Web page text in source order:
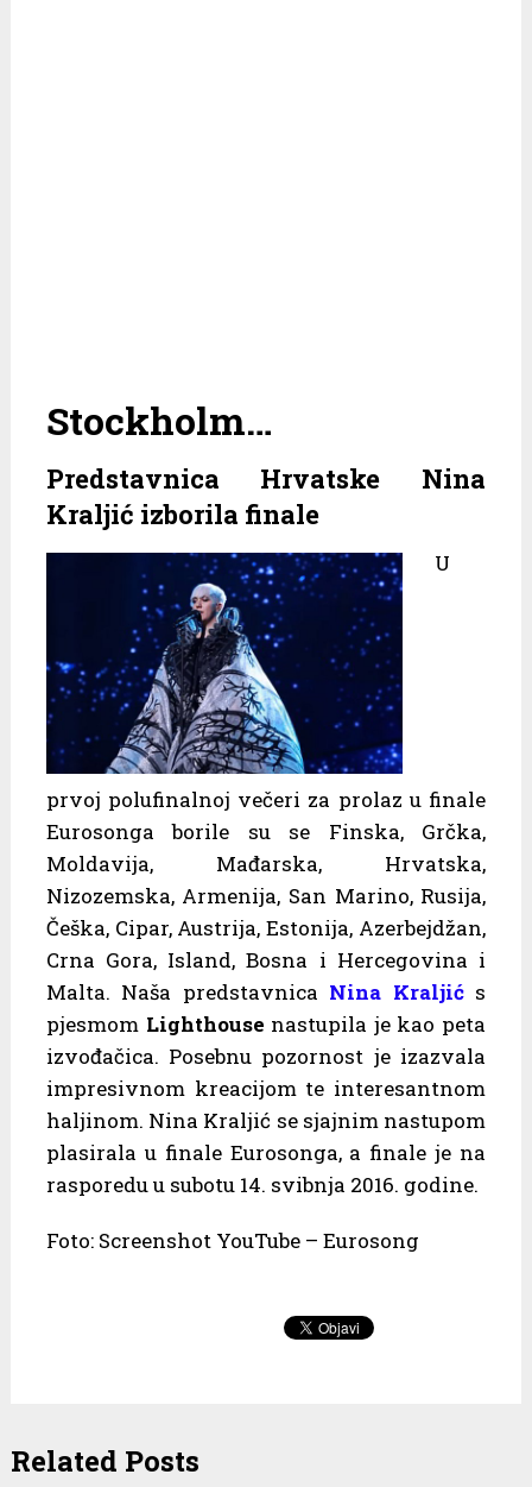
Stockholm…
Predstavnica Hrvatske Nina
Kraljić izborila finale
U
prvoj polufinalnoj večeri za prolaz u finale
Eurosonga borile su se Finska, Grčka,
Moldavija, Mađarska, Hrvatska,
Nizozemska, Armenija, San Marino, Rusija,
Češka, Cipar, Austrija, Estonija, Azerbejdžan,
Crna Gora, Island, Bosna i Hercegovina i
Malta. Naša predstavnica Nina Kraljićs
pjesmom Lighthouse nastupila je kao peta
izvođačica. Posebnu pozornost je izazvala
impresivnom kreacijom te interesantnom
haljinom. Nina Kraljić se sjajnim nastupom
plasirala u finale Eurosonga, a finale je na
rasporedu u subotu 14. svibnja 2016. godine.
Foto: Screenshot YouTube – Eurosong
Related Posts